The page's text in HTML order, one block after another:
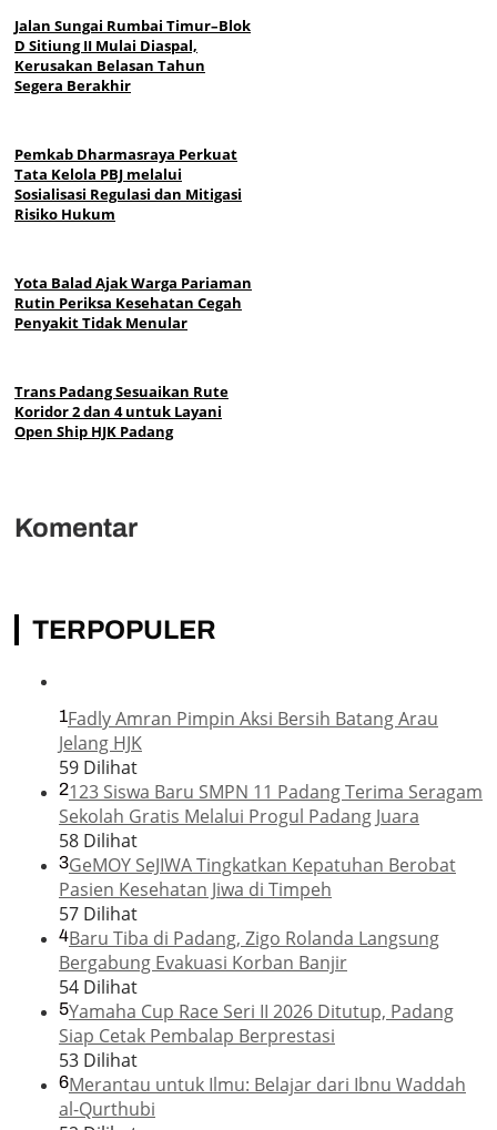
Jalan Sungai Rumbai Timur–Blok
D Sitiung II Mulai Diaspal,
Kerusakan Belasan Tahun
Segera Berakhir
Pemkab Dharmasraya Perkuat
Tata Kelola PBJ melalui
Sosialisasi Regulasi dan Mitigasi
Risiko Hukum
Yota Balad Ajak Warga Pariaman
Rutin Periksa Kesehatan Cegah
Penyakit Tidak Menular
Trans Padang Sesuaikan Rute
Koridor 2 dan 4 untuk Layani
Open Ship HJK Padang
Komentar
TERPOPULER
1Fadly Amran Pimpin Aksi Bersih Batang Arau
Jelang HJK
59 Dilihat
2123 Siswa Baru SMPN 11 Padang Terima Seragam
Sekolah Gratis Melalui Progul Padang Juara
58 Dilihat
3GeMOY SeJIWA Tingkatkan Kepatuhan Berobat
Pasien Kesehatan Jiwa di Timpeh
57 Dilihat
4Baru Tiba di Padang, Zigo Rolanda Langsung
Bergabung Evakuasi Korban Banjir
54 Dilihat
5Yamaha Cup Race Seri II 2026 Ditutup, Padang
Siap Cetak Pembalap Berprestasi
53 Dilihat
6Merantau untuk Ilmu: Belajar dari Ibnu Waddah
al-Qurthubi